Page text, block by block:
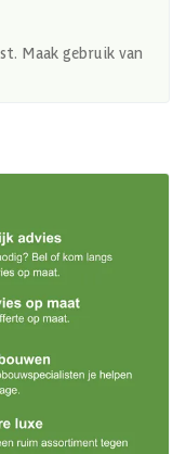
Maak gebruik van